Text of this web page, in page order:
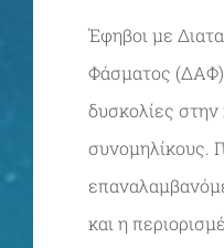
Έφηβοι με
Φάσματος (ΔΑΦ)
δυσκολίες
συνομηλίκους.
και η